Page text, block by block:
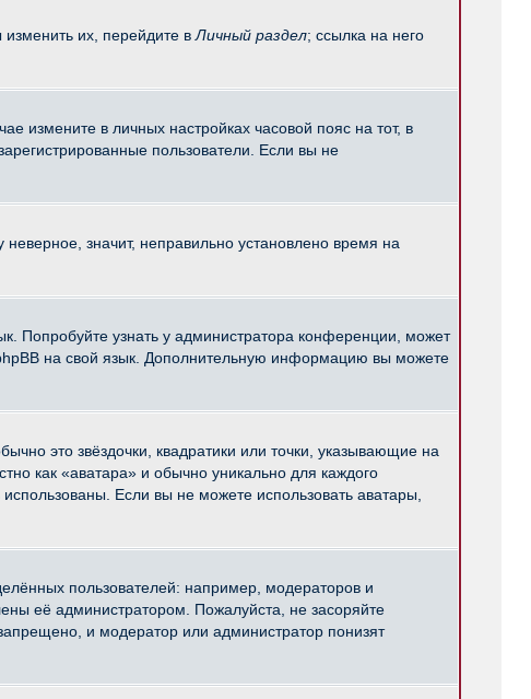
их, перейдите в Личный раздел; ссылка на него
измените в личных настройках часовой пояс на тот, в
пользователи. Если вы не
значит, неправильно установлено время на
Попробуйте узнать у администратора конференции, может
на свой язык. Дополнительную информацию вы можете
это звёздочки, квадратики или точки, указывающие на
как «аватара» и обычно уникально для каждого
Если вы не можете использовать аватары,
пользователей: например, модераторов и
её администратором. Пожалуйста, не засоряйте
и модератор или администратор понизят